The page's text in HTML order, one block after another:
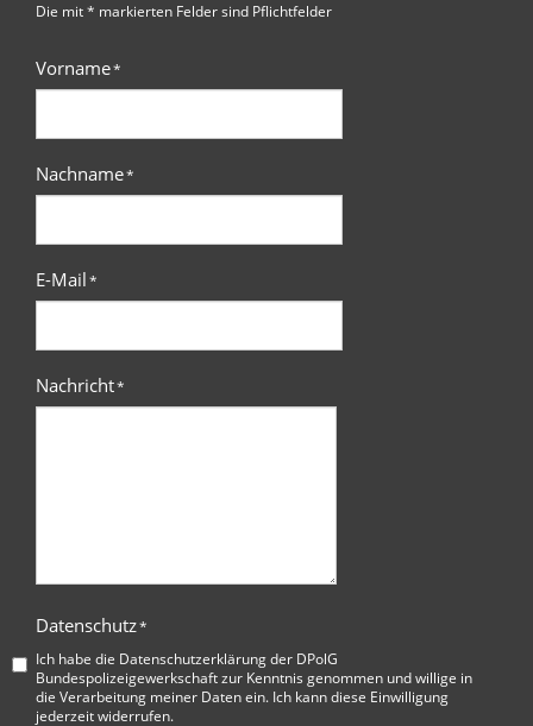
Die mit * markierten Felder sind Pflichtfelder
Vorname*
Nachname*
E-Mail*
Nachricht*
Datenschutz*
Ich habe die Datenschutzerklärung der DPolG
Bundespolizeigewerkschaftzur Kenntnis genommen und willige in
die Verarbeitung meiner Daten ein. Ich kann diese Einwilligung
jederzeit widerrufen.